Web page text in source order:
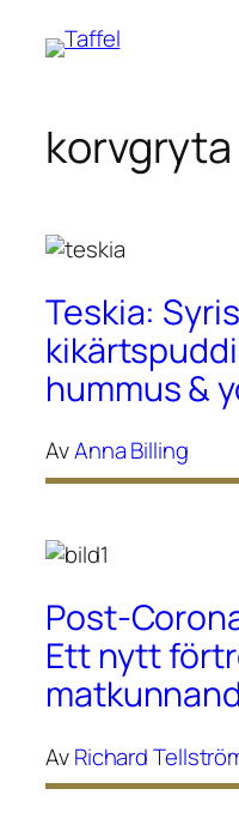
Hoppa
korvgryta
Teskia:
hummus &
AvAnna Billing
Post-
Ett nytt
AvRichard